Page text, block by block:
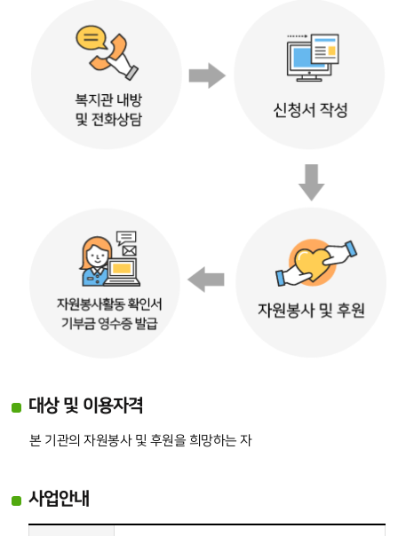
대상 및 이용자격
본 기관의 자원봉사 및 후원을 희망하는 자
사업안내